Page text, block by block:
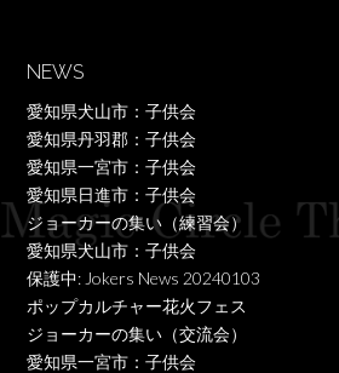
NEWS
愛知県犬山市：子供会
愛知県丹羽郡：子供会
愛知県一宮市：子供会
愛知県日進市：子供会
ジョーカーの集い（練習会）
愛知県犬山市：子供会
保護中: Jokers News 20240103
ポップカルチャー花火フェス
ジョーカーの集い（交流会）
愛知県一宮市：子供会